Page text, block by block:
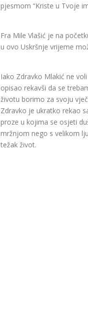
pjesmom “Kriste u Tvoje
Fra Mile Vlašić je na
u ovo Uskršnje vrijeme
Iako Zdravko Mlakić ne
opisao rekavši da se
životu borimo za svoju
Zdravko je ukratko rekao
proze u kojima se osjeti
mržnjom nego s velikom
težak život.